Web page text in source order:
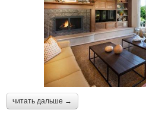
читать дальше →